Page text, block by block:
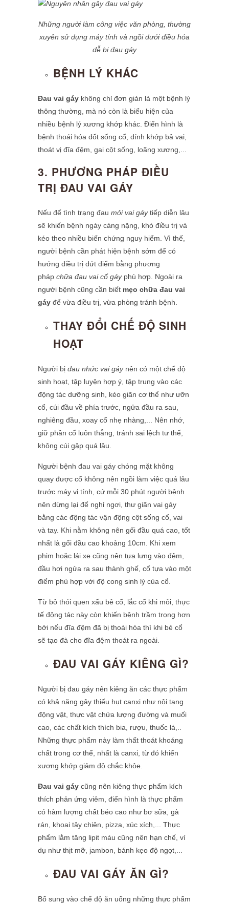
Những người làm công việc văn phòng, thường
xuyên sử dụng máy tính và ngồi dưới điều hóa
dễ bị đau gáy
BỆNH LÝ KHÁC
Đau vai gáy không chỉ đơn giản là một bệnh lý
thông thường, mà nó còn là biểu hiện của
nhiều bệnh lý xương khớp khác. Điển hình là
bệnh thoái hóa đốt sống cổ, dính khớp bả vai,
thoát vị đĩa đệm, gai cột sống, loãng xương,...
3. PHƯƠNG PHÁP ĐIỀU
TRỊ ĐAU VAI GÁY
Nếu để tình trạng đau mỏi vai gáy tiếp diễn lâu
sẽ khiến bệnh ngày càng nặng, khó điều trị và
kéo theo nhiều biến chứng nguy hiểm. Vì thế,
người bệnh cần phát hiện bệnh sớm để có
hướng điều trị dứt điểm bằng phương
pháp chữa đau vai cổ gáy phù hợp. Ngoài ra
người bệnh cũng cần biết mẹo chữa đau vai
gáy để vừa điều trị, vừa phòng tránh bệnh.
THAY ĐỔI CHẾ ĐỘ SINH
HOẠT
Người bị đau nhức vai gáy nên có một chế độ
sinh hoạt, tập luyện hợp ý, tập trung vào các
động tác dưỡng sinh, kéo giãn cơ thể như ưỡn
cổ, cúi đầu về phía trước, ngửa đầu ra sau,
nghiêng đầu, xoay cổ nhẹ nhàng,... Nên nhớ,
giữ phần cổ luôn thẳng, tránh sai lệch tư thế,
không cúi gập quá lâu.
Người bệnh đau vai gáy chóng mặt không
quay được cổ không nên ngồi làm việc quá lâu
trước máy vi tính, cứ mỗi 30 phút người bệnh
nên dừng lại để nghỉ ngơi, thư giãn vai gáy
bằng các động tác vận động cột sống cổ, vai
và tay. Khi nằm không nên gối đầu quá cao, tốt
nhất là gối đầu cao khoảng 10cm. Khi xem
phim hoặc lái xe cũng nên tựa lưng vào đệm,
đầu hơi ngửa ra sau thành ghế, cổ tựa vào một
điểm phù hợp với độ cong sinh lý của cổ.
Từ bỏ thói quen xấu bẻ cổ, lắc cổ khi mỏi, thực
tế động tác này còn khiến bệnh trầm trọng hơn
bởi nếu đĩa đệm đã bị thoái hóa thì khi bẻ cổ
sẽ tạo đà cho đĩa đệm thoát ra ngoài.
ĐAU VAI GÁY KIÊNG GÌ?
Người bị đau gáy nên kiêng ăn các thực phẩm
có khả năng gây thiếu hụt canxi như nội tạng
động vật, thực vật chứa lượng đường và muối
cao, các chất kích thích bia, rượu, thuốc lá,..
Những thực phẩm này làm thất thoát khoáng
chất trong cơ thể, nhất là canxi, từ đó khiến
xương khớp giảm độ chắc khỏe.
Đau vai gáy cũng nên kiêng thực phẩm kích
thích phản ứng viêm, điển hình là thực phẩm
có hàm lượng chất béo cao như bơ sữa, gà
rán, khoai tây chiên, pizza, xúc xích,... Thực
phẩm lằm tăng lipit máu cũng nên hạn chế, ví
dụ như thịt mỡ, jambon, bánh kẹo độ ngọt,...
ĐAU VAI GÁY ĂN GÌ?
Bổ sung vào chế độ ăn uống những thực phẩm